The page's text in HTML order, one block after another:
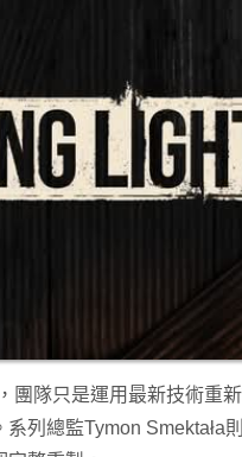
團隊只是運用最新技術重
列總監Tymon Smektała